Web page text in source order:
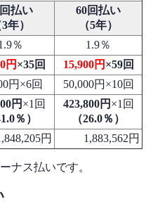
払い
3年）
60回払い
（5年）
％
1.9％
円 ×35回 15,900円 ×59回
円×6回 50,000円×10回
円 ×1回
％）
423,800円 ×1回
（26.0％）
円 1,883,562円
ナス払いです。